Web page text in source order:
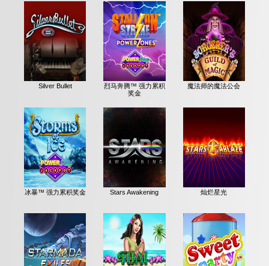
Silver Bullet
烈马奔腾™ 强力累积
奖金
魔法师的魔法公会
冰暴™ 强力累积奖金 Stars Awakening 灿烂星光